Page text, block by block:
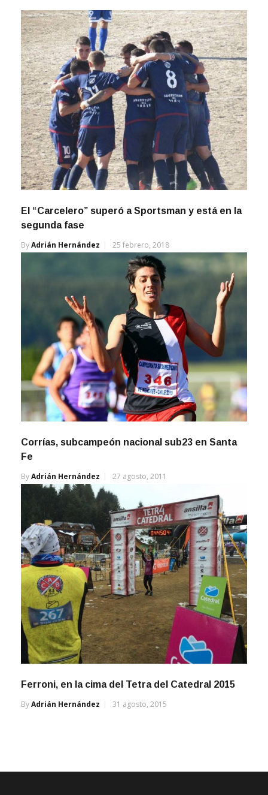
El “Carcelero” superó a Sportsman y está en la
segunda fase
ByAdrián Hernández 25 febrero, 2018
Corrías, subcampeón nacional sub23 en Santa
Fe
ByAdrián Hernández 27 agosto, 2011
Ferroni, en la cima del Tetra del Catedral 2015
ByAdrián Hernández 31 agosto, 2015